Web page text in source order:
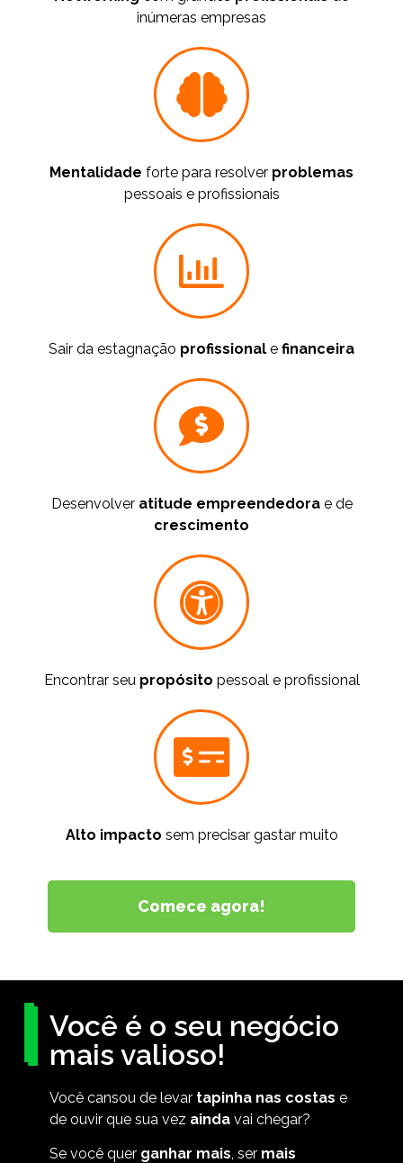
inúmeras empresas
Mentalidade forte para resolver problemas
pessoais e profissionais
Sair da estagnação profissional e financeira
Desenvolver atitude empreendedora e de
crescimento
Encontrar seu propósito pessoal e profissional
Alto impacto sem precisar gastar muito
Comece agora!
Você é o seu negócio
mais valioso!
Você cansou de levar tapinha nas costas e
de ouvir que sua vez aindavai chegar?
Se você querganhar mais, ser mais